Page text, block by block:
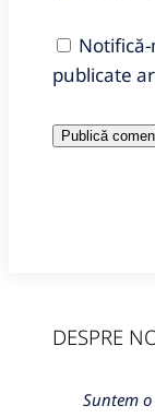
publicate
DESPRE
Suntem o